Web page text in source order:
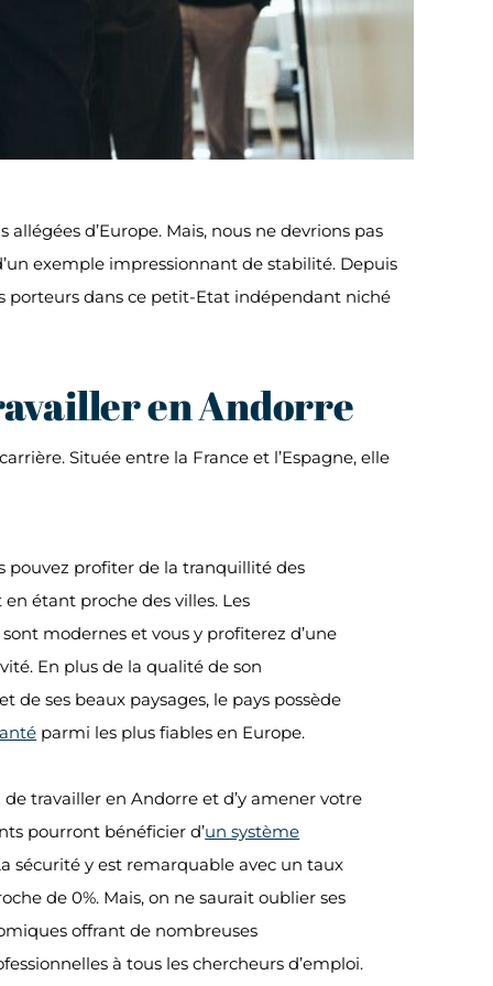
d’Europe. Mais, nous ne devrions pas
exemple impressionnant de stabilité. Depuis
porteurs dans ce petit-Etat indépendant niché
en Andorre
Située entre la France et l’Espagne, elle
pouvez profiter de la tranquillité des
étant proche des villes. Les
modernes et vous y profiterez d’une
En plus de la qualité de son
de ses beaux paysages, le pays possède
parmi les plus fiables en Europe.
de travailler en Andorre et d’y amener votre
pourront bénéficier d’un système
sécurité y est remarquable avec un taux
de 0%. Mais, on ne saurait oublier ses
offrant de nombreuses
à tous les chercheurs d’emploi.